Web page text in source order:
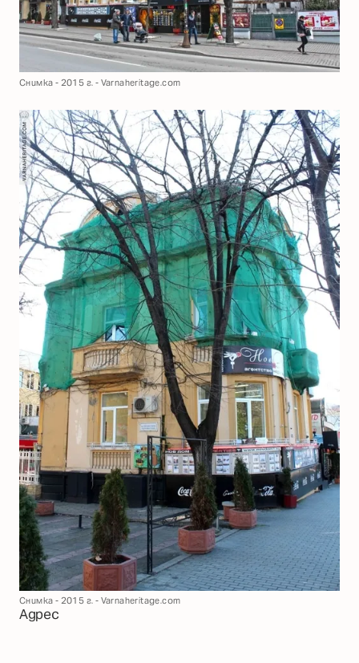
Снимка - 2015 г. - Varnaheritage.com
Снимка - 2015 г. - Varnaheritage.com
Адрес